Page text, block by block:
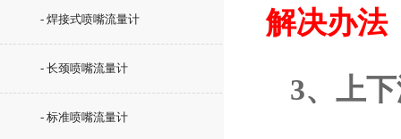
- 焊接式喷嘴流量计
- 长颈喷嘴流量计
- 标准喷嘴流量计
解决办法
3、上下